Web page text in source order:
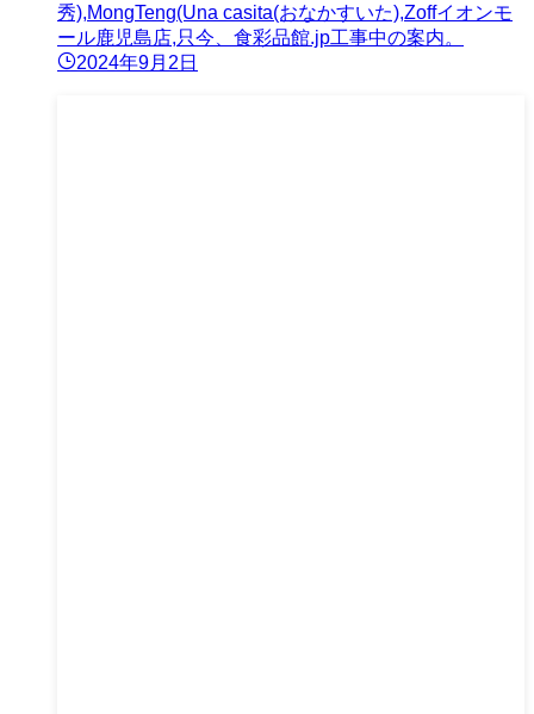
秀),MongTeng(Una casita(おなかすいた),Zoffイオンモ
ール鹿児島店,只今、食彩品館.jp工事中の案内。
2024年9月2日